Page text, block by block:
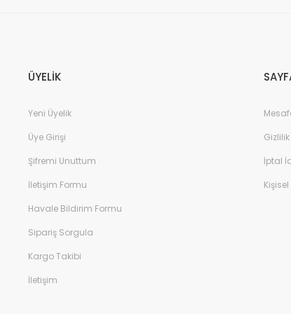
ÜYELİK
Yeni Üyelik
Üye Girişi
Şifremi Unuttum
İletişim Formu
Havale Bildirim Formu
Sipariş Sorgula
Kargo Takibi
İletişim
İptal